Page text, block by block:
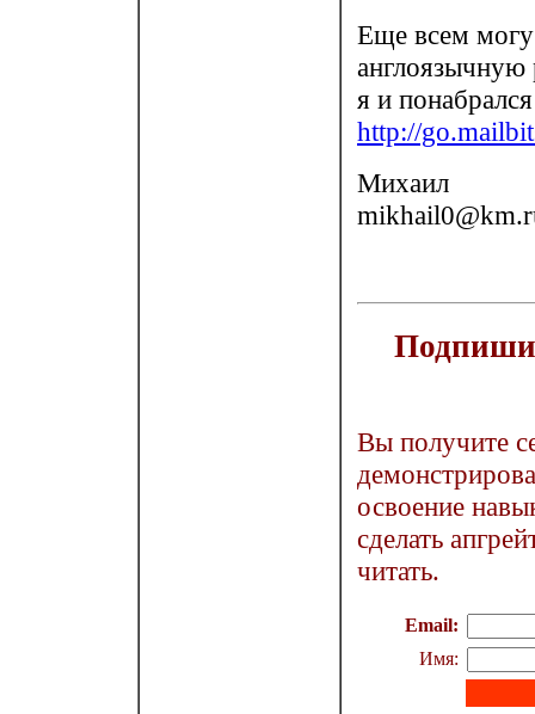
Еще всем могу
англоязычную
я и
http://
Михаил
Вы получите
освоение
сделать
читать.
Email:
Имя: